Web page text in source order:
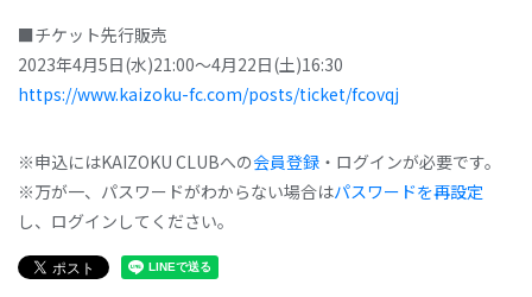
■チケット先行販売
2023年4月5日(水)21:00～4月22日(土)16:30
https://www.kaizoku-fc.com/posts/ticket/fcovqj
※申込にはKAIZOKU CLUBへの会員登録 ・ログインが必要です。
※万が一、パスワードがわからない場合はパスワードを再設定
し、ログインしてください。